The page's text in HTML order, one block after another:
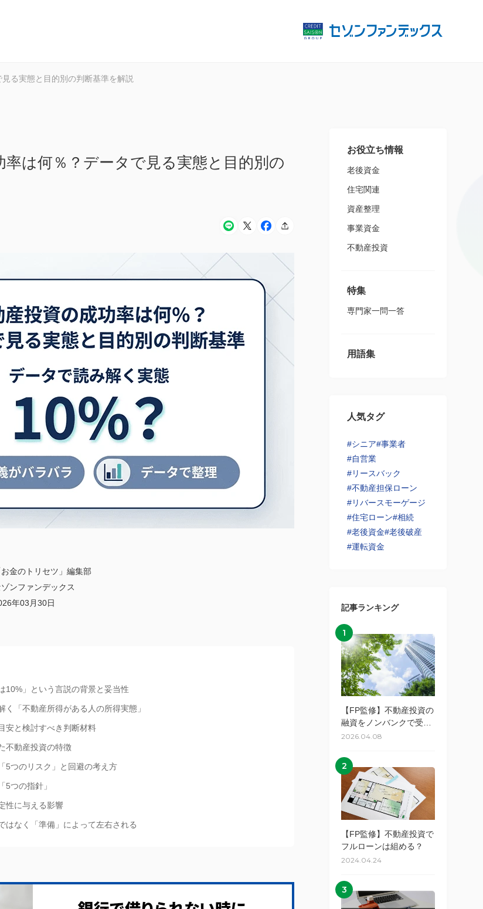
る実態と目的別の判断基準を解説
率は何％？データで見る実態と目的別の
お金のトリセツ」編集部
ゾンファンデックス
年03月30日
10%」という言説の背景と妥当性
く「不動産所得がある人の所得実態」
安と検討すべき判断材料
不動産投資の特徴
5つのリスク」と回避の考え方
5つの指針」
性に与える影響
はなく「準備」によって左右される
お役立ち情報
老後資金
住宅関連
資産整理
事業資金
不動産投資
特集
専門家一問一答
用語集
人気タグ
#シニア#事業者
#自営業
#リースバック
#不動産担保ローン
#リバースモーゲージ
#住宅ローン#相続
#老後資金#老後破産
#運転資金
記事ランキング
1
【FP監修】不動産投資の
融資をノンバンクで受け
るメリット・デメリット
2026.04.08
2
【FP監修】不動産投資で
フルローンは組める？
2024.04.24
3